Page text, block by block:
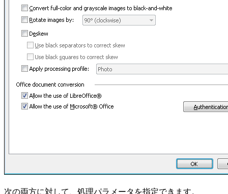
次の両方に対して、処理パラメータを指定できます。